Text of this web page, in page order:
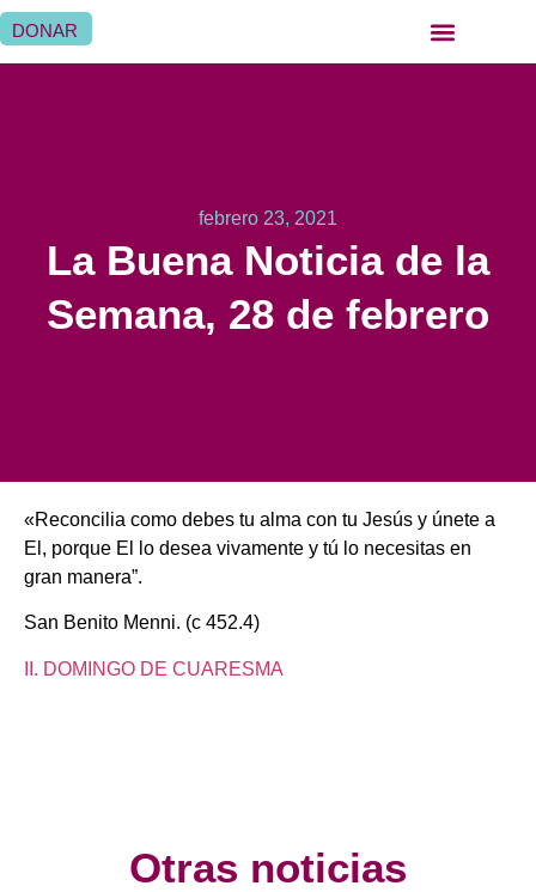
DONAR
febrero 23, 2021
La Buena Noticia de la
Semana, 28 de febrero
«Reconcilia como debes tu alma con tu Jesús y únete a
El, porque El lo desea vivamente y tú lo necesitas en
gran manera”.
San Benito Menni. (c 452.4)
II. DOMINGO DE CUARESMA
Otras noticias